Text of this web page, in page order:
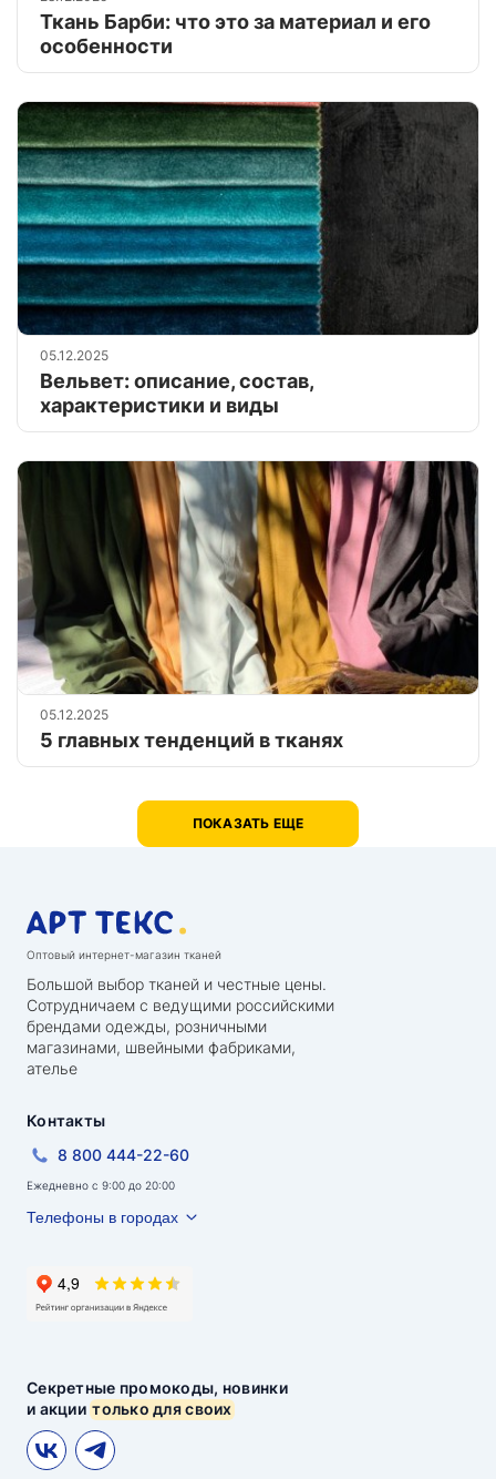
Ткань Барби: что это за материал и его
особенности
05.12.2025
Вельвет: описание, состав,
характеристики и виды
05.12.2025
5 главных тенденций в тканях
ПОКАЗАТЬ ЕЩЕ
Оптовый интернет-магазин тканей
Большой выбор тканей и честные цены.
Сотрудничаем с ведущими российскими
брендами одежды, розничными
магазинами, швейными фабриками,
ателье
Секретные промокоды, новинки
и акциитолько для своих
Контакты
8 800 444-22-60
Ежедневно с 9:00 до 20:00
Телефоны в городах